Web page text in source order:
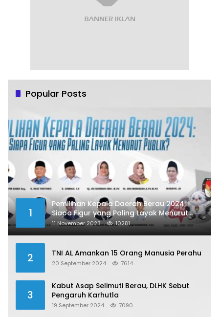
Popular Posts
1
Pemilihan Kepala Daerah Berau 2024:
Siapa Figur yang Paling Layak Menurut
Publik?
11 November 2023 10281
2 TNI AL Amankan 15 Orang Manusia Perahu
20 September 2024 7614
3
Kabut Asap Selimuti Berau, DLHK Sebut
Pengaruh Karhutla
19 September 2024 7090